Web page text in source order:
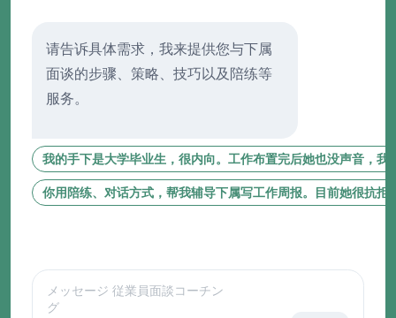
请告诉具体需求，我来提供您与下属
面谈的步骤、策略、技巧以及陪练等
服务。
我的手下是大学毕业生，很内向。工作布置完后她也没声音，
你用陪练、对话方式，帮我辅导下属写工作周报。目前她很抗拒